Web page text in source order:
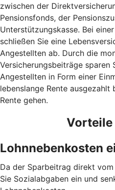
zwischen der
Pensionsfonds, der
Unterstützungskasse. Bei
schließen Sie eine
Angestellten ab. Durch die
Versicherungsbeiträge sparen
Angestellten in Form einer
lebenslange Rente ausgezahlt
Rente gehen.
Vorteile
Lohnnebenkosten
Da der Sparbeitrag direkt
Sie Sozialabgaben ein und